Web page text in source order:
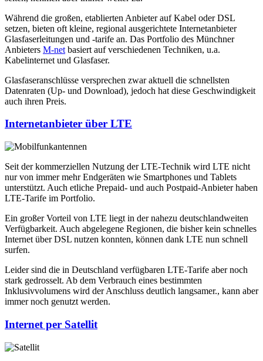
Während die großen, etablierten Anbieter auf Kabel oder DSL
setzen, bieten oft kleine, regional ausgerichtete Internetanbieter
Glasfaserleitungen und -tarife an. Das Portfolio des Münchner
Anbieters M-net basiert auf verschiedenen Techniken, u.a.
Kabelinternet und Glasfaser.
Glasfaseranschlüsse versprechen zwar aktuell die schnellsten
Datenraten (Up- und Download), jedoch hat diese Geschwindigkeit
auch ihren Preis.
Internetanbieter über LTE
Seit der kommerziellen Nutzung der LTE-Technik wird LTE nicht
nur von immer mehr Endgeräten wie Smartphones und Tablets
unterstützt. Auch etliche Prepaid- und auch Postpaid-Anbieter haben
LTE-Tarife im Portfolio.
Ein großer Vorteil von LTE liegt in der nahezu deutschlandweiten
Verfügbarkeit. Auch abgelegene Regionen, die bisher kein schnelles
Internet über DSL nutzen konnten, können dank LTE nun schnell
surfen.
Leider sind die in Deutschland verfügbaren LTE-Tarife aber noch
stark gedrosselt. Ab dem Verbrauch eines bestimmten
Inklusivvolumens wird der Anschluss deutlich langsamer., kann aber
immer noch genutzt werden.
Internet per Satellit